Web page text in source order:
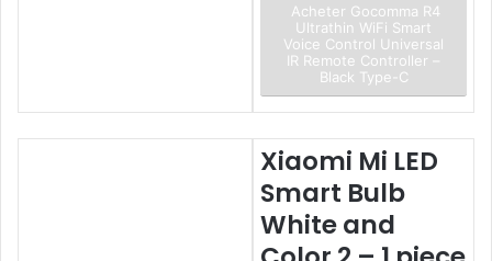
Acheter Gocomma R4
Ultrathin WiFi Smart
Voice Control Universal
IR Remote Controller –
Black Type-C
Xiaomi Mi LED
Smart Bulb
White and